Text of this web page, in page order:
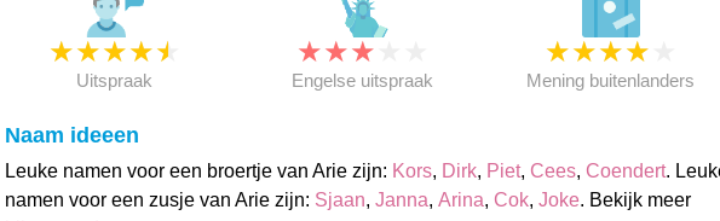
★★★★★
Uitspraak
★★★
Engelse uitspraak
★★★★
Mening buitenlanders
Naam ideeen
Leuke namen voor een broertje van Arie zijn: Kors, Dirk, Piet, Cees, Coendert.
namen voor een zusje van Arie zijn: Sjaan, Janna, Arina, Cok, Joke. Bekijk meer